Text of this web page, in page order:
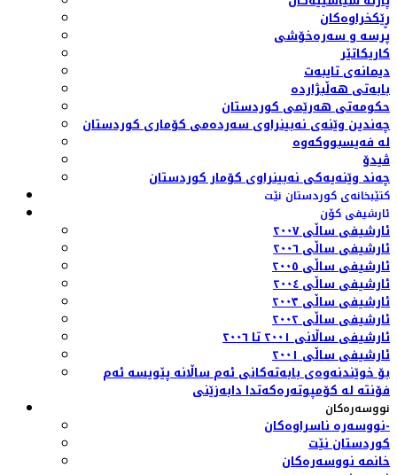
ڕێکخراوەکان
پرسە و سەرەخۆشی
کاریکاتێر
دیمانەی تایبەت
بابەتی هەڵبژاردە
حکومەتی هەرێمی کوردستان
چەندین وێنەی نەبینراوی سەردەمی کۆماری کوردستان
لە فەیسبووکەوە
ڤیدۆ
چەند وێنەیەکی نەبینراوی کۆمار کوردستان
کتێبخانەی کوردستان نێت
ئارشیفی کۆن
ئارشیفی ساڵی ٢٠٠٧
ئارشیفی ساڵی ٢٠٠٦
ئارشیفی ساڵی ٢٠٠٥
ئارشیفی ساڵی ٢٠٠٤
ئارشیفی ساڵی ٢٠٠٣
ئارشیفی ساڵی ٢٠٠٢
ئارشیفی ساڵانی ٢٠٠١ تا ٢٠٠٦
ئارشیفی ساڵی ٢٠٠١
بۆ خوێندنەوەی بابەتەکانی ئەم ساڵانە پێویسە ئەم
فۆنتە لە کۆمپوتەرەکەتدا دابەزێنی
نووسەرەکان
نووسەرە ناسراوەکان-
کوردستان نێت
خانمە نووسەرەکان